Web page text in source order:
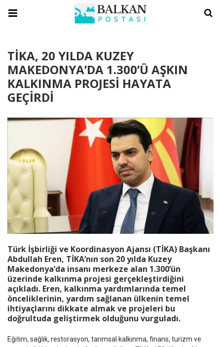
TİKA, 20 YILDA KUZEY
MAKEDONYA’DA 1.300’Ü AŞKIN
KALKINMA PROJESİ HAYATA
GEÇİRDİ
Türk İşbirliği ve Koordinasyon Ajansı (TİKA) Başkanı
Abdullah Eren, TİKA’nın son 20 yılda Kuzey
Makedonya’da insanı merkeze alan 1.300’ün
üzerinde kalkınma projesi gerçekleştirdiğini
açıkladı. Eren, kalkınma yardımlarında temel
önceliklerinin, yardım sağlanan ülkenin temel
ihtiyaçlarını dikkate almak ve projeleri bu
doğrultuda geliştirmek olduğunu vurguladı.
Eğitim, sağlık, restorasyon, tarımsal kalkınma, finans, turizm ve